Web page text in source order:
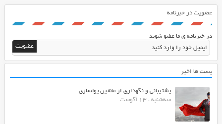
عضویت در خبرنامه
در خبرنامه ی ما عضو شوید
پست ها اخیر
پشتیبانی و نگهداری از ماشین پولسازی
سه‌شنبه ، 13 آگوست